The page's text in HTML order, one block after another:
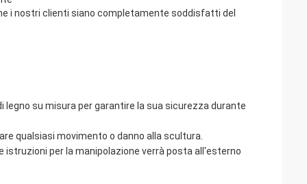
i nostri clienti siano completamente soddisfatti del
su misura per garantire la sua sicurezza durante
qualsiasi movimento o danno alla scultura.
per la manipolazione verrà posta all'esterno